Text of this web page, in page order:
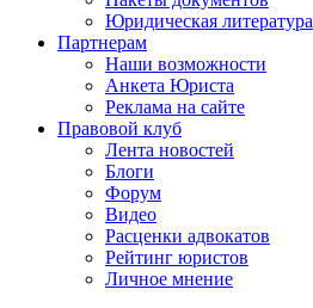
Юридическая литература
Партнерам
Наши возможности
Анкета Юриста
Реклама на сайте
Правовой клуб
Лента новостей
Блоги
Форум
Видео
Расценки адвокатов
Рейтинг юристов
Личное мнение